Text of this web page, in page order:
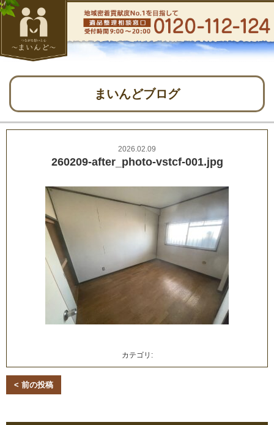
まいんどブログ
2026.02.09
260209-after_photo-vstcf-001.jpg
カテゴリ:
< 前の投稿